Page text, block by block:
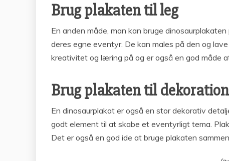
Brug plakaten til leg
En anden måde, man kan bruge
deres egne eventyr. De kan males på den og
kreativitet og læring på og er også en god måde
Brug plakaten til dekoration
En dinosaurplakat er også en stor dekorativ
godt element til at skabe et eventyrligt tema.
Det er også en god ide at bruge plakaten